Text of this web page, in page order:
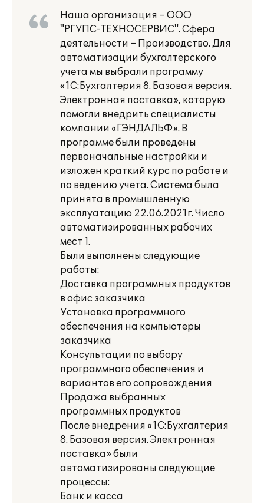
Наша организация – ООО
"РГУПС-ТЕХНОСЕРВИС". Сфера
деятельности – Производство. Для
автоматизации бухгалтерского
учета мы выбрали программу
«1С:Бухгалтерия 8. Базовая версия.
Электронная поставка», которую
помогли внедрить специалисты
компании «ГЭНДАЛЬФ». В
программе были проведены
первоначальные настройки и
изложен краткий курс по работе и
по ведению учета. Система была
принята в промышленную
эксплуатацию 22.06.2021г. Число
автоматизированных рабочих
мест 1.
Были выполнены следующие
работы:
Доставка программных продуктов
в офис заказчика
Установка программного
обеспечения на компьютеры
заказчика
Консультации по выбору
программного обеспечения и
вариантов его сопровождения
Продажа выбранных
программных продуктов
После внедрения «1С:Бухгалтерия
8. Базовая версия. Электронная
поставка» были
автоматизированы следующие
процессы:
Банк и касса